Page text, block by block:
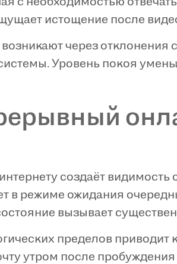
истощение после
через отклонения
Уровень покоя
создаёт
в режиме ожидания
вызывает
пределов
утром после